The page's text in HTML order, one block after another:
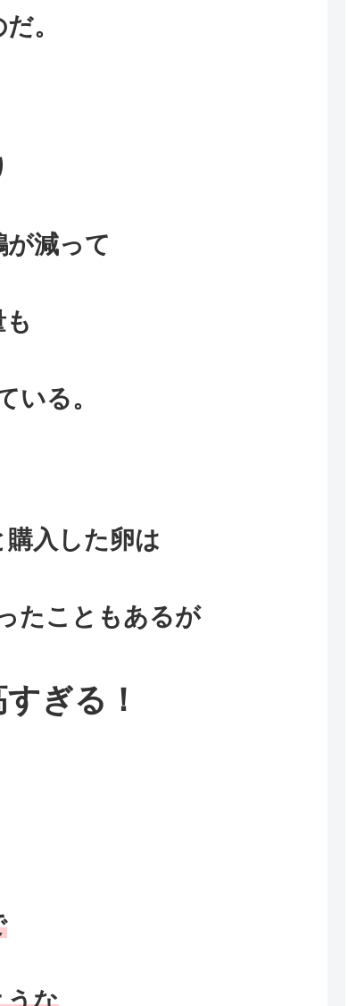
。
減って
いる。
入した卵は
たこともあるが
ぎる！